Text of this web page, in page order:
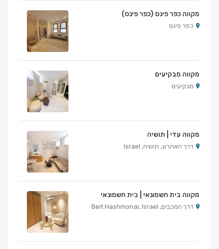
מקווה כפר פינס (כפר פינס)
כפר פינס
מקווה מבקיעים
מבקיעים
מקווה עדי | תושיה
דרך האתרוג, תושיה, Israel
מקווה בית חשמונאי | בית חשמונאי
דרך המכבים, Beit Hashmonai, Israel